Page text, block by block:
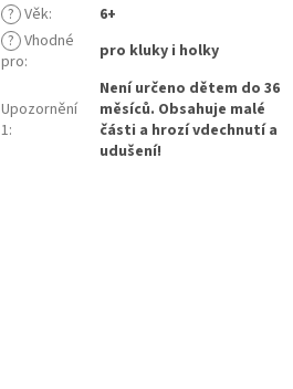
? Věk:
6+
? Vhodné
pro: pro kluky i holky
Upozornění
1:
Není určeno dětem do 36
měsíců. Obsahuje malé
části a hrozí vdechnutí a
udušení!